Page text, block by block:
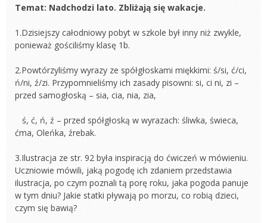
Temat: Nadchodzi lato. Zbliżają się wakacje.
1.Dzisiejszy całodniowy pobyt w szkole był inny niż zwykle,
ponieważ gościliśmy klasę 1b.
2.Powtórzyliśmy wyrazy ze spółgłoskami miękkimi: ś/si, ć/ci,
ń/ni, ź/zi. Przypomnieliśmy ich zasady pisowni: si, ci ni, zi –
przed samogłoską – sia, cia, nia, zia,
ś, ć, ń, ź – przed spółgłoską w wyrazach: śliwka, świeca,
ćma, Oleńka, źrebak.
3.Ilustracja ze str. 92 była inspiracją do ćwiczeń w mówieniu.
Uczniowie mówili, jaką pogodę ich zdaniem przedstawia
ilustracja, po czym poznali tą porę roku, jaka pogoda panuje
w tym dniu? Jakie statki pływają po morzu, co robią dzieci,
czym się bawią?